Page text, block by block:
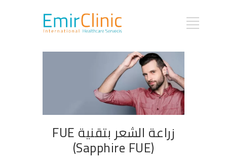
زراعة الشعر بتقنية FUE
(Sapphire FUE)